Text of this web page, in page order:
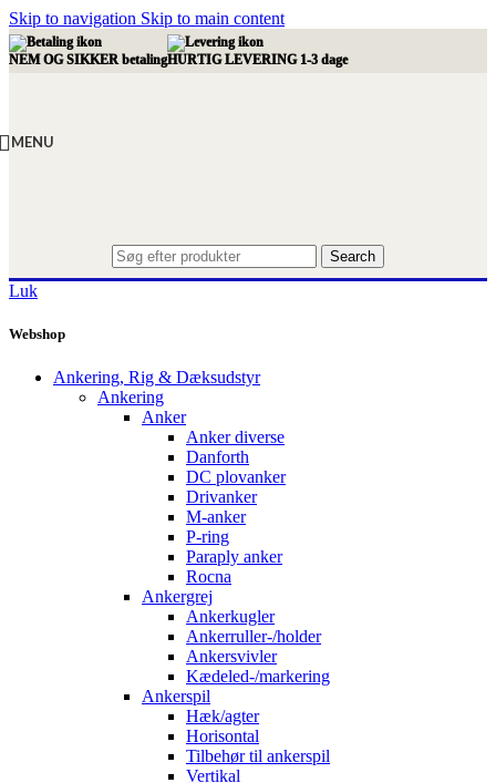
Skip to navigation Skip to main content
NEM OG SIKKER betalingHURTIG LEVERING 1-3 dage
MENU
Search
Luk
Webshop
Ankering, Rig & Dæksudstyr
Ankering
Anker
Anker diverse
Danforth
DC plovanker
Drivanker
M-anker
P-ring
Paraply anker
Rocna
Ankergrej
Ankerkugler
Ankerruller-/holder
Ankersvivler
Kædeled-/markering
Ankerspil
Hæk/agter
Horisontal
Tilbehør til ankerspil
Vertikal